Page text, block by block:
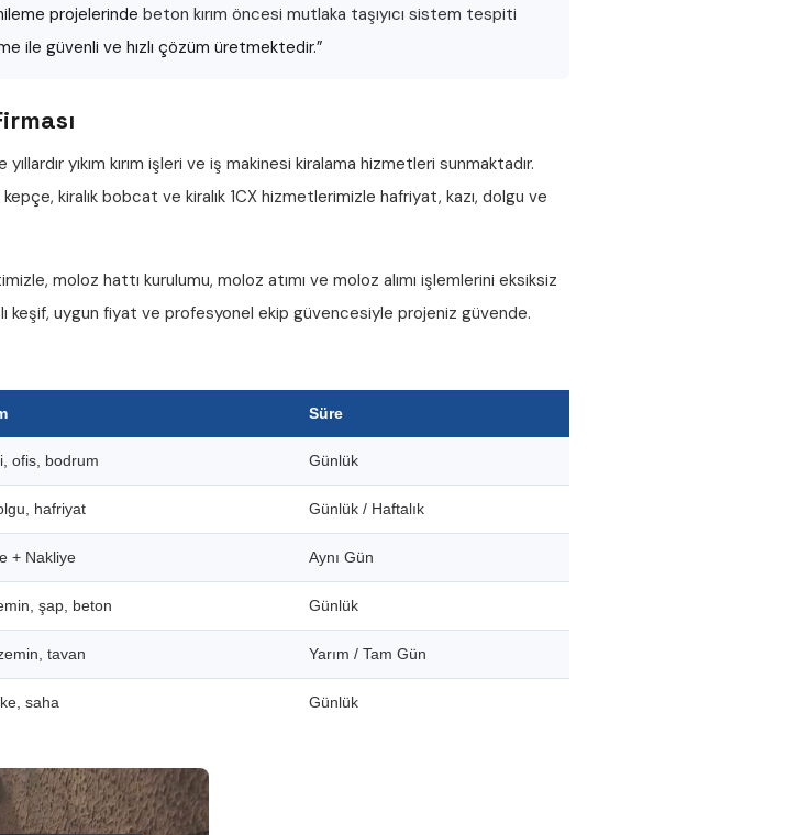
projelerinde beton kırım öncesi mutlaka taşıyıcı sistem tespiti
ile güvenli ve hızlı çözüm üretmektedir.”
yıkım kırım işleri ve iş makinesi kiralama hizmetleri sunmaktadır.
kepçe, kiralık bobcat ve kiralık 1CX hizmetlerimizle hafriyat, kazı, dolgu ve
moloz hattı kurulumu, moloz atımı ve moloz alımı işlemlerini eksiksiz
keşif, uygun fiyat ve profesyonel ekip güvencesiyle projeniz güvende.
Süre
ofis, bodrum Günlük
hafriyat Günlük / Haftalık
+ Nakliye Aynı Gün
şap, beton Günlük
tavan Yarım / Tam Gün
saha Günlük